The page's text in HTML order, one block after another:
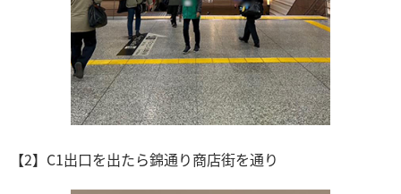
【2】C1出口を出たら錦通り商店街を通り